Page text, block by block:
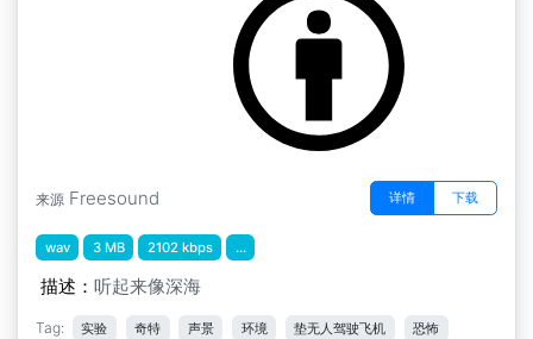
来源 Freesound 详情 下载
wav 3 MB 2102 kbps ...
描述： 听起来像深海
Tag: 实验 奇特 声景 环境 垫无人驾驶飞机 恐怖